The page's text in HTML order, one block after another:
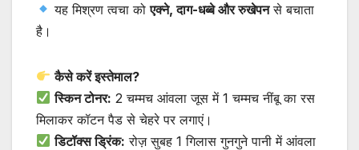
यह मिश्रण त्वचा कोएक्ने, दाग-धब्बे और रुखेपनसे बचाता
है।
कैसे करें इस्तेमाल?
स्किन टोनर: 2 चम्मच आंवला जूस में 1 चम्मच नींबू का रस
मिलाकर कॉटन पैड से चेहरे पर लगाएं।
डिटॉक्स ड्रिंक: रोज़ सुबह 1 गिलास गुनगुने पानी में आंवला